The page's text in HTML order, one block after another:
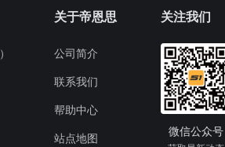
关于帝恩思
公司简介
联系我们
帮助中心
站点地图
关注我们
微信公众号